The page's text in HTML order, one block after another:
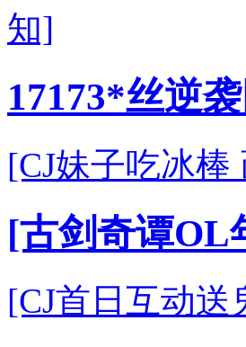
知]
17173*丝逆
[CJ妹子吃冰棒
[古剑奇谭OL
[CJ首日互动送